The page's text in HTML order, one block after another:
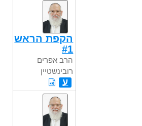
הקפת הראש
#1
הרב אפרים
רובינשטיין
ע